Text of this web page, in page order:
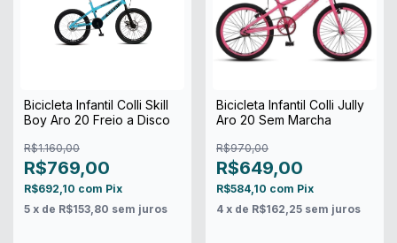
Bicicleta Infantil Colli Skill
Boy Aro 20 Freio a Disco
R$1.160,00
R$769,00
R$692,10 com Pix
5 x de R$153,80 sem juros
Bicicleta Infantil Colli Jully
Aro 20 Sem Marcha
R$970,00
R$649,00
R$584,10 com Pix
4 x de R$162,25 sem juros